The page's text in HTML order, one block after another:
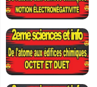
10:54